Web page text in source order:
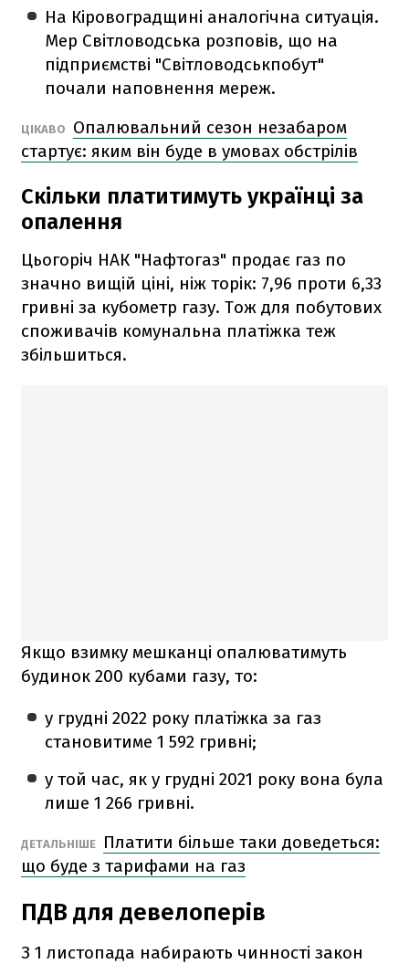
На Кіровоградщині аналогічна ситуація.
Мер Світловодська розповів, що на
підприємстві "Світловодськпобут"
почали наповнення мереж.
ЦІКАВО
Опалювальний сезон незабаром
стартує: яким він буде в умовах обстрілів
Скільки платитимуть українці за
опалення
Цьогоріч НАК "Нафтогаз" продає газ по
значно вищій ціні, ніж торік: 7,96 проти 6,33
гривні за кубометр газу. Тож для побутових
споживачів комунальна платіжка теж
збільшиться.
Якщо взимку мешканці опалюватимуть
будинок 200 кубами газу, то:
у грудні 2022 року платіжка за газ
становитиме 1 592 гривні;
у той час, як у грудні 2021 року вона була
лише 1 266 гривні.
ДЕТАЛЬНІШЕ
Платити більше таки доведеться:
що буде з тарифами на газ
ПДВ для девелоперів
З 1 листопада набирають чинності закон